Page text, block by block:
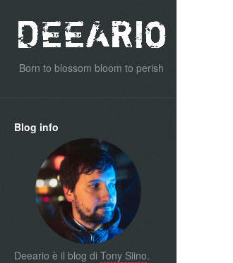
Born to blossom bloom to perish
Blog info
Deeario è il blog di Tony Siino.